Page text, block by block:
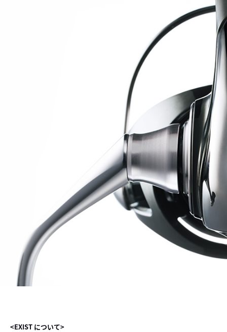
<EXIST について>